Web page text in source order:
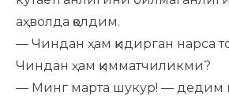
аҳволда қолдим.
— Чиндан ҳам қидирган нарса
Чиндан ҳам қимматчиликми?
— Минг марта шукур! — дедим